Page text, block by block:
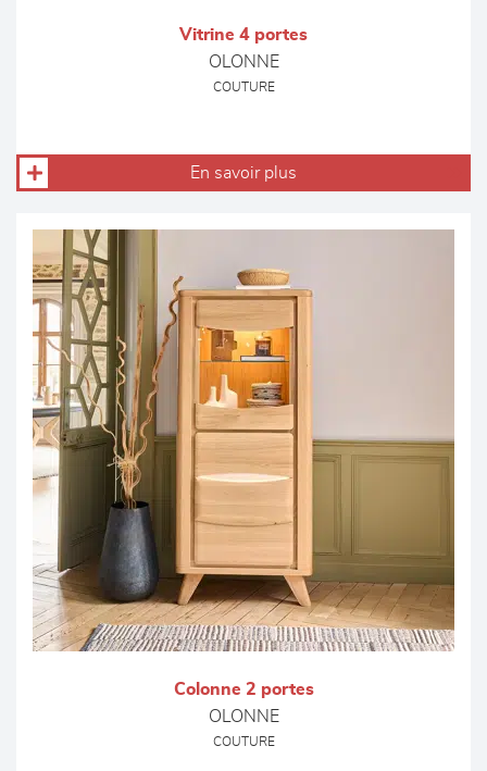
Vitrine 4 portes
OLONNE
COUTURE
En savoir plus
Colonne 2 portes
OLONNE
COUTURE